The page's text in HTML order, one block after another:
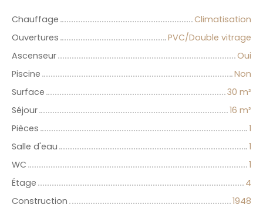
Chauffage
Climatisation
Ouvertures
PVC/Double vitrage
Ascenseur
Oui
Piscine
Non
Surface
30 m²
Séjour
16 m²
Pièces
1
Salle d'eau
1
WC
1
Étage
4
Construction
1948